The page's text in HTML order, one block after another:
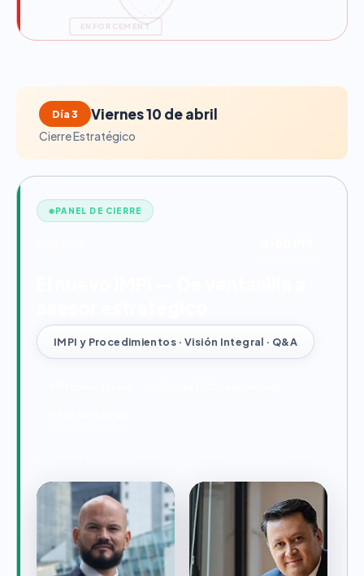
ENFORCEMENT
Día 3 Viernes 10 de abril
Cierre Estratégico
PANEL DE CIERRE
IMPI y Procedimientos · Visión Integral · Q&A